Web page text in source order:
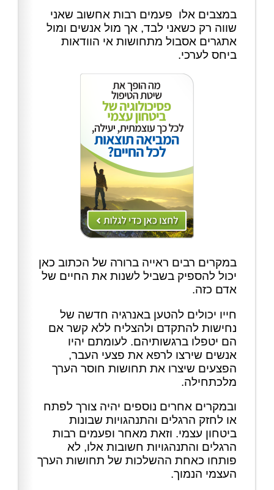
במצבים אלו פעמים רבות אחשוב שאני
שווה רק כשאני לבד, אך מול אנשים ומול
אתגרים אסבול מתחושות אי הוודאות
ביחס לערכי.
במקרים רבים ראייה ברורה של הכתוב כאן
יכול להספיק בשביל לשנות את החיים של
אדם כזה.
חייו יכולים להטען באנרגיה חדשה של
נחישות להתקדם ולהצליח ללא קשר אם
הם יטפלו ברגשותיהם. לעומתם יהיו
אנשים שירצו לרפא את פצעי העבר,
הפצעים שיצרו את תחושות חוסר הערך
מלכתחילה.
ובמקרים אחרים נוספים יהיה צורך לפתח
או לחזק הרגלים והתנהגויות שבונות
ביטחון עצמי. וזאת מאחר ופעמים רבות
הרגלים והתנהגויות חשובות אלו, לא
פותחו כאחת ההשלכות של תחושות הערך
העצמי הנמוך.